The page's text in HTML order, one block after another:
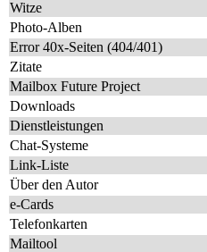
Witze
Photo-Alben
Error 40x-Seiten (404/401)
Zitate
Mailbox Future Project
Downloads
Dienstleistungen
Chat-Systeme
Link-Liste
Über den Autor
e-Cards
Telefonkarten
Mailtool